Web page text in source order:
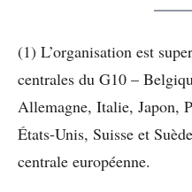
(1) L’organisation est
centrales du G10 –
Allemagne, Italie, Japon,
États-Unis, Suisse et
centrale européenne.